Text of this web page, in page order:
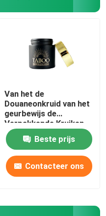
Van het de
Douaneonkruid van het
geurbewijs de
Verpakkende Kruiken
3.5g voor bloem
Beste prijs
Contacteer ons